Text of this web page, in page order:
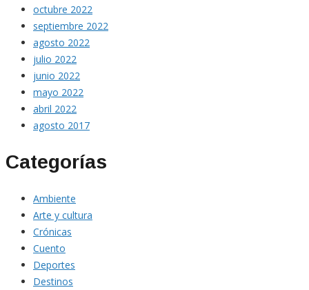
octubre 2022
septiembre 2022
agosto 2022
julio 2022
junio 2022
mayo 2022
abril 2022
agosto 2017
Categorías
Ambiente
Arte y cultura
Crónicas
Cuento
Deportes
Destinos